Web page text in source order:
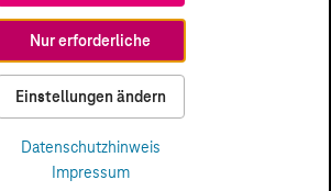
Nur erforderliche
Einstellungen ändern
Datenschutzhinweis
Impressum